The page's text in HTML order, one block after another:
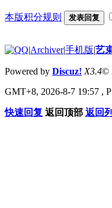
本版积分规则 发表回复
|Archiver|手机版|艺
Powered by Discuz! X3.4©
GMT+8, 2026-8-7 19:57 ,
快速回复 返回顶部 返回